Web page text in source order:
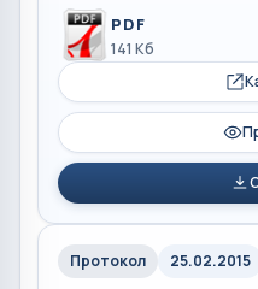
PDF
141 Кб
Протокол 25.02.2015